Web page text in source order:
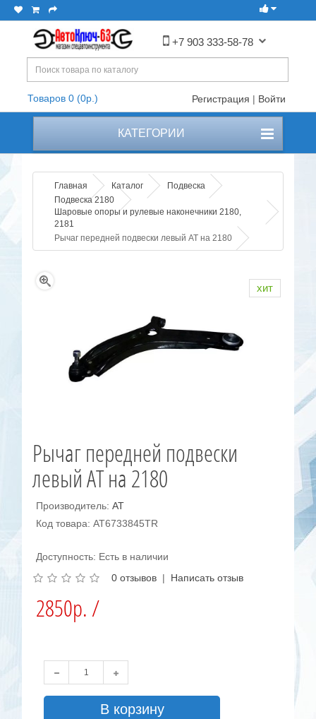
+7 903 333-58-78
Товаров 0 (0р.) Регистрация | Войти
КАТЕГОРИИ
Главная Каталог
Подвеска
Подвеска 2180
Шаровые опоры и рулевые наконечники 2180,
2181
Рычаг передней подвески левый AT на 2180
хит
Рычаг передней подвески
левый AT на 2180
Производитель:AT
Код товара: AT6733845TR
Доступность: Есть в наличии
0 отзывов | Написать отзыв
2850р. /
В корзину